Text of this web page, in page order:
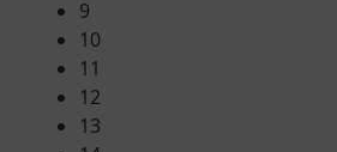
9
10
11
12
13